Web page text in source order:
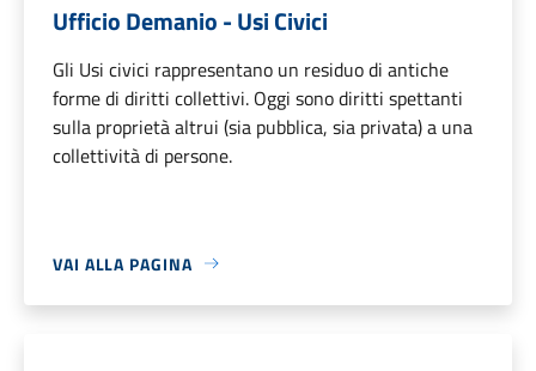
Ufficio Demanio - Usi Civici
Gli Usi civici rappresentano un residuo di antiche
forme di diritti collettivi. Oggi sono diritti spettanti
sulla proprietà altrui (sia pubblica, sia privata) a una
collettività di persone.
VAI ALLA PAGINA